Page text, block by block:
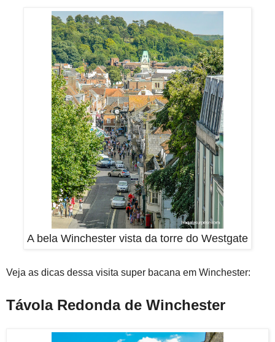
A bela Winchester vista da torre do Westgate
Veja as dicas dessa visita super bacana em Winchester:
Távola Redonda de Winchester